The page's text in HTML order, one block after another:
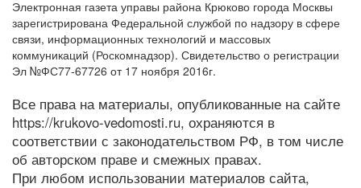
Электронная газета управы района Крюково города Москвы
зарегистрирована Федеральной службой по надзору в сфере
связи, информационных технологий и массовых
коммуникаций (Роскомнадзор). Свидетельство о регистрации
Эл №ФС77-67726 от 17 ноября 2016г.
Все права на материалы, опубликованные на сайте
https://krukovo-vedomosti.ru, охраняются в
соответствии с законодательством РФ, в том числе
об авторском праве и смежных правах.
При любом использовании материалов сайта,